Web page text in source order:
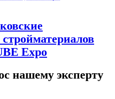
Expo
нашему эксперту